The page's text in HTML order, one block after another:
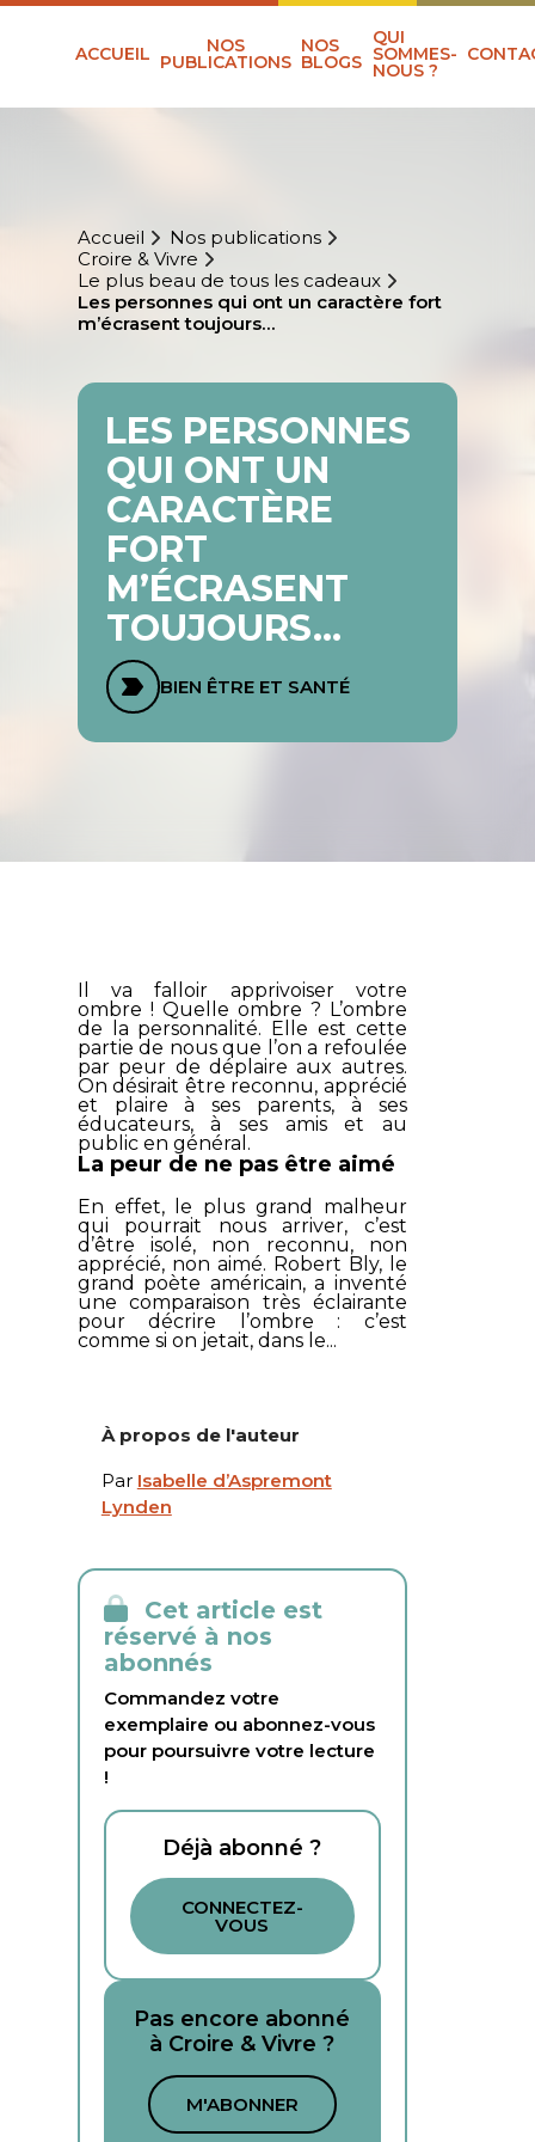
ACCUEIL NOS
PUBLICATIONS
NOS
BLOGS
QUI
SOMMES-
NOUS ?
Accueil
Nos publications
Croire & Vivre
Le plus beau de tous les cadeaux
Les personnes qui ont un caractère fort
m’écrasent toujours…
LES PERSONNES
QUI ONT UN
CARACTÈRE
FORT
M’ÉCRASENT
TOUJOURS…
BIEN ÊTRE ET SANTÉ
Il va falloir apprivoiser votre
ombre ! Quelle ombre ? L’ombre
de la personnalité. Elle est cette
partie de nous que l’on a refoulée
par peur de déplaire aux autres.
On désirait être reconnu, apprécié
et plaire à ses parents, à ses
éducateurs, à ses amis et au
public en général.
La peur de ne pas être aimé
En effet, le plus grand malheur
qui pourrait nous arriver, c’est
d’être isolé, non reconnu, non
apprécié, non aimé. Robert Bly, le
grand poète américain, a inventé
une comparaison très éclairante
pour décrire l’ombre : c’est
comme si on jetait, dans le...
À propos de l'auteur
Par Isabelle d’Aspremont
Lynden
Cet article est
réservé à nos
abonnés
Commandez votre
exemplaire ou abonnez-vous
pour poursuivre votre lecture
!
Déjà abonné ?
CONNECTEZ-
VOUS
Pas encore abonné
à Croire & Vivre ?
M'ABONNER